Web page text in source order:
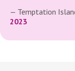
— Temptation
2023